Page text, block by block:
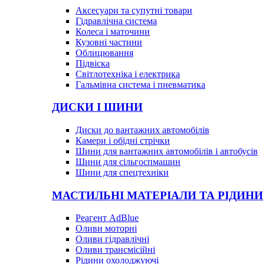
Аксесуари та супутні товари
Гідравлічна система
Колеса і маточини
Кузовні частини
Облицювання
Підвіска
Світлотехніка і електрика
Гальмівна система і пневматика
ДИСКИ І ШИНИ
Диски до вантажних автомобілів
Камери і обідні стрічки
Шини для вантажних автомобілів і автобусів
Шини для сільгоспмашин
Шини для спецтехніки
МАСТИЛЬНІ МАТЕРІАЛИ ТА РІДИНИ
Реагент AdBlue
Оливи моторні
Оливи гідравлічні
Оливи трансмісійні
Рідини охолоджуючі